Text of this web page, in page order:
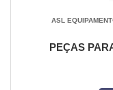
ASL
PEÇAS